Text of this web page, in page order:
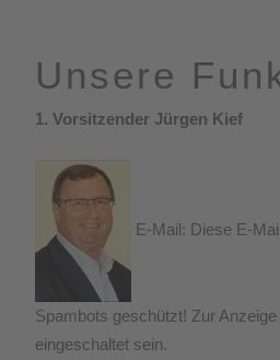
Unsere
1. Vorsitzender Jürgen Kief
E-Mail: Diese E-
Spambots geschützt! Zur
eingeschaltet sein.